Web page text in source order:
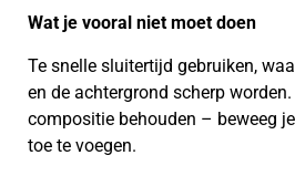
Wat je vooral niet moet doen
Te snelle sluitertijd gebruiken,
en de achtergrond scherp
compositie behouden – beweeg
toe te voegen.